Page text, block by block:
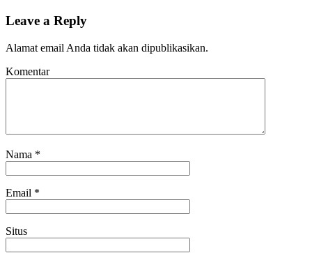
Leave a Reply
Alamat email Anda tidak akan dipublikasikan.
Komentar
Nama *
Email *
Situs